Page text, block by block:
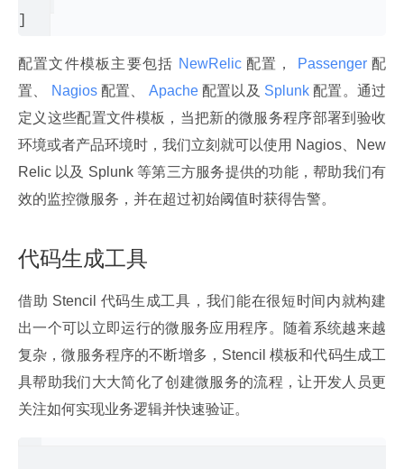
配置文件模板主要包括 NewRelic 配置， Passenger 配
置、
Nagios 配置、 Apache 配置以及 Splunk 配置。通过
定义这些配置文件模板，当把新的微服务程序部署到验收
环境或者产品环境时，我们立刻就可以使用 Nagios、New
Relic 以及 Splunk 等第三方服务提供的功能，帮助我们有
效的监控微服务，并在超过初始阈值时获得告警。
代码生成工具
借助 Stencil 代码生成工具，我们能在很短时间内就构建
出一个可以立即运行的微服务应用程序。随着系统越来越
复杂，微服务程序的不断增多，Stencil 模板和代码生成工
具帮助我们大大简化了创建微服务的流程，让开发人员更
关注如何实现业务逻辑并快速验证。